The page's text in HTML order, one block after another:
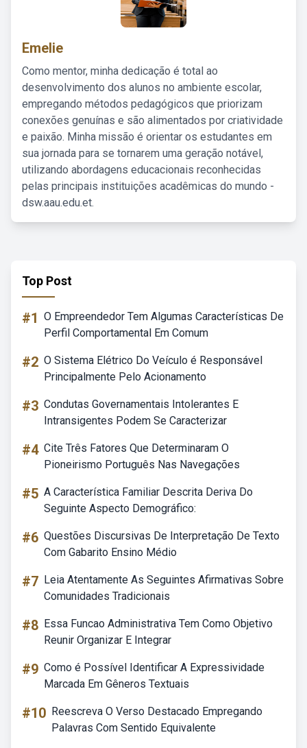
Emelie
Como mentor, minha dedicação é total ao
desenvolvimento dos alunos no ambiente escolar,
empregando métodos pedagógicos que priorizam
conexões genuínas e são alimentados por criatividade
e paixão. Minha missão é orientar os estudantes em
sua jornada para se tornarem uma geração notável,
utilizando abordagens educacionais reconhecidas
pelas principais instituições acadêmicas do mundo -
dsw.aau.edu.et.
Top Post
#1 O Empreendedor Tem Algumas Características De
Perfil Comportamental Em Comum
#2 O Sistema Elétrico Do Veículo é Responsável
Principalmente Pelo Acionamento
#3 Condutas Governamentais Intolerantes E
Intransigentes Podem Se Caracterizar
#4 Cite Três Fatores Que Determinaram O
Pioneirismo Português Nas Navegações
#5 A Característica Familiar Descrita Deriva Do
Seguinte Aspecto Demográfico:
#6 Questões Discursivas De Interpretação De Texto
Com Gabarito Ensino Médio
#7 Leia Atentamente As Seguintes Afirmativas Sobre
Comunidades Tradicionais
#8 Essa Funcao Administrativa Tem Como Objetivo
Reunir Organizar E Integrar
#9 Como é Possível Identificar A Expressividade
Marcada Em Gêneros Textuais
#10 Reescreva O Verso Destacado Empregando
Palavras Com Sentido Equivalente